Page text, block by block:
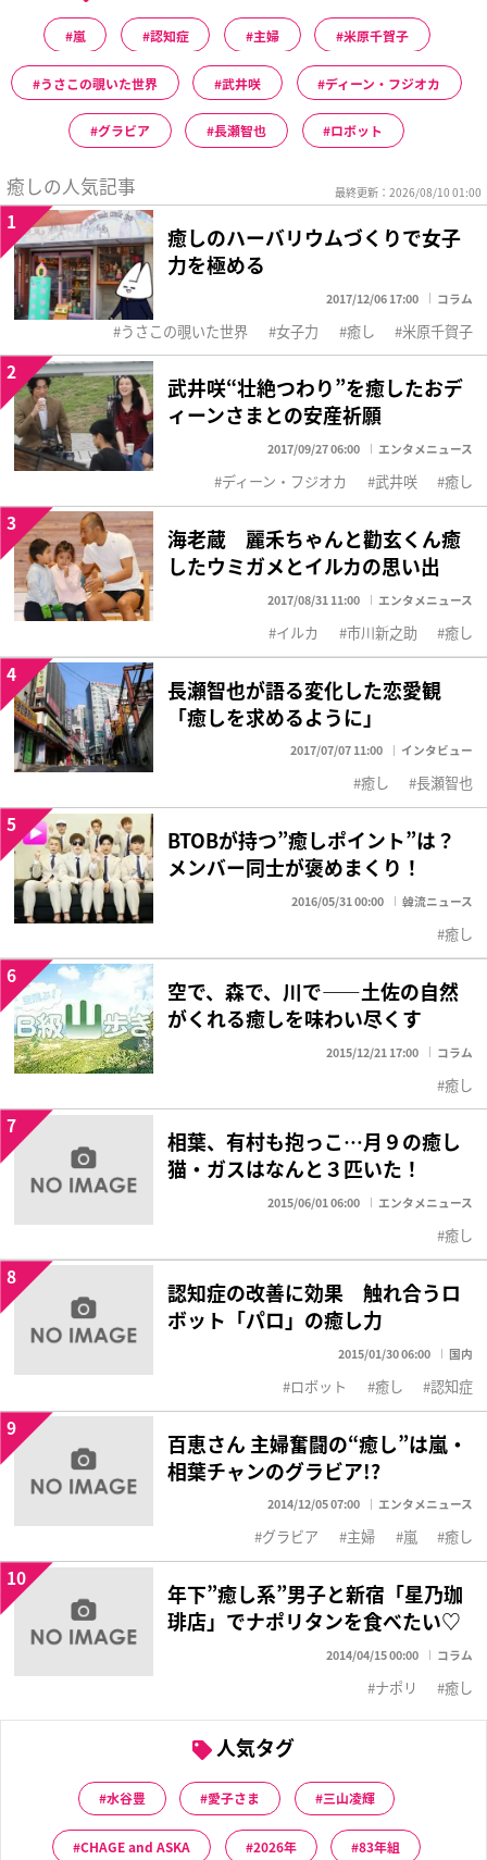
嵐 認知症 主婦 米原千賀子
うさこの覗いた世界 武井咲 ディーン・フジオカ
グラビア 長瀬智也 ロボット
癒しの人気記事 最終更新：2026/08/10 01:00
癒しのハーバリウムづくりで女子
力を極める
2017/12/06 17:00 コラム
1
うさこの覗いた世界 女子力 癒し 米原千賀子
武井咲“壮絶つわり”を癒したおデ
ィーンさまとの安産祈願
2017/09/27 06:00 エンタメニュース
2
ディーン・フジオカ 武井咲 癒し
海老蔵 麗禾ちゃんと勸玄くん癒
したウミガメとイルカの思い出
2017/08/31 11:00 エンタメニュース
3
イルカ 市川新之助 癒し
長瀬智也が語る変化した恋愛観
「癒しを求めるように」
2017/07/07 11:00 インタビュー
4
癒し 長瀬智也
BTOBが持つ”癒しポイント”は？
メンバー同士が褒めまくり！
2016/05/31 00:00 韓流ニュース
5
癒し
空で、森で、川で――土佐の自然
がくれる癒しを味わい尽くす
2015/12/21 17:00 コラム
6
癒し
相葉、有村も抱っこ…月９の癒し
猫・ガスはなんと３匹いた！
2015/06/01 06:00 エンタメニュース
7
癒し
認知症の改善に効果 触れ合うロ
ボット「パロ」の癒し力
2015/01/30 06:00 国内
8
ロボット 癒し 認知症
百恵さん 主婦奮闘の“癒し”は嵐・
相葉チャンのグラビア!?
2014/12/05 07:00 エンタメニュース
9
グラビア 主婦 嵐 癒し
年下”癒し系”男子と新宿「星乃珈
琲店」でナポリタンを食べたい♡
2014/04/15 00:00 コラム
10
ナポリ 癒し
人気タグ
水谷豊 愛子さま 三山凌輝
CHAGE and ASKA 2026年 83年組